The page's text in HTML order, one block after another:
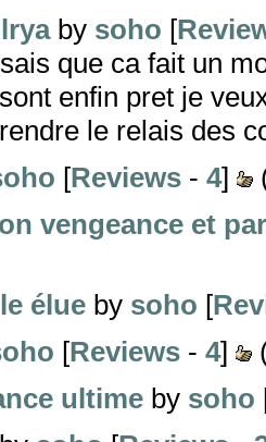
by soho [
que ca fait un
enfin pret je
le relais des
[Reviews - 4]
vengeance et
élue by soho [
[Reviews - 4]
ultime by soho